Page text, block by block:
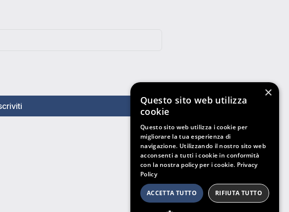
×
Questo sito web utilizza
cookie
Questo sito web utilizza i cookie per
migliorare la tua esperienza di
navigazione. Utilizzando il nostro sito web
acconsenti a tutti i cookie in conformità
con la nostra policy per i cookie. Privacy
Policy
ACCETTA TUTTO RIFIUTA TUTTO